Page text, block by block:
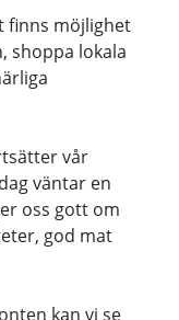
finns möjlighet
shoppa lokala
vår
väntar en
oss gott om
god mat
kan vi se